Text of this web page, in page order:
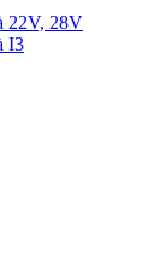
22V, 28V
I3